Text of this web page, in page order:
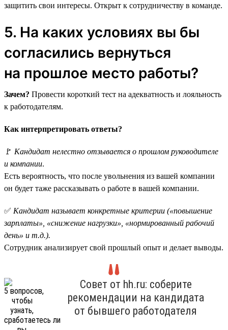
защитить свои интересы. Открыт к сотрудничеству в команде.
5. На каких условиях вы бы
согласились вернуться
на прошлое место работы?
Зачем? Провести короткий тест на адекватность и лояльность
к работодателям.
Как интерпретировать ответы?
🚩 Кандидат нелестно отзывается о прошлом руководителе
и компании.
Есть вероятность, что после увольнения из вашей компании
он будет таже рассказывать о работе в вашей компании.
✅ Кандидат называет конкретные критерии («повышение
зарплаты», «снижение нагрузки», «нормированный рабочий
день» и т.д.).
Сотрудник анализирует свой прошлый опыт и делает выводы.
Совет от hh.ru: соберите
рекомендации на кандидата
от бывшего работодателя